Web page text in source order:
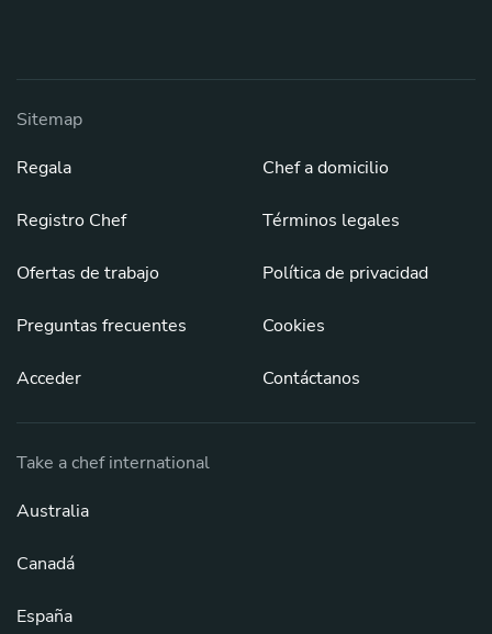
Sitemap
Regala
Registro Chef
Ofertas de trabajo
Preguntas frecuentes
Acceder
Chef a domicilio
Términos legales
Política de privacidad
Cookies
Contáctanos
Take a chef international
Australia
Canadá
España